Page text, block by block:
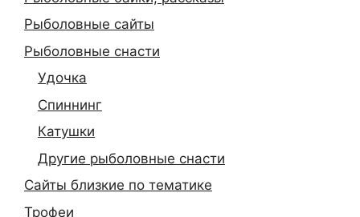
Рыболовные сайты
Рыболовные снасти
Удочка
Спиннинг
Катушки
Другие рыболовные снасти
Сайты близкие по тематике
Трофеи